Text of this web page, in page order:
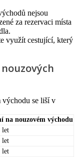
nejsou
za rezervaci místa
využít cestující, který
východu se liší v
na nouzovém východu
let
let
let